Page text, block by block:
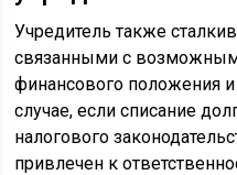
Учредитель также
связанными с
финансового положения и
случае, если списание
налогового
привлечен к